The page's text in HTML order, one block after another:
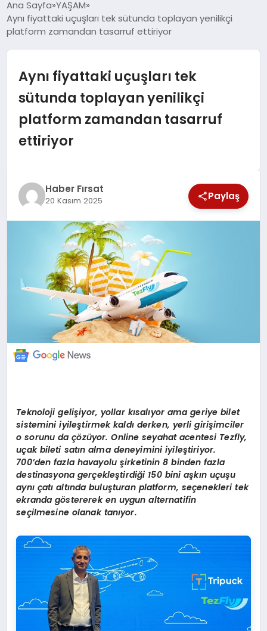
SPOR
TEKNOLOJİ
SAĞLIK
EKONOMİ
MAGAZİN
Ana Sayfa YAŞAM
Aynı fiyattaki uçuşları tek sütunda toplayan yenilikçi
platform zamandan tasarruf ettiriyor
Aynı fiyattaki uçuşları tek
sütunda toplayan yenilikçi
platform zamandan tasarruf
ettiriyor
Haber Fırsat
20 Kasım 2025 Paylaş
Teknoloji gelişiyor, yollar kısalıyor ama geriye bilet
sistemini iyileştirmek kaldı derken, yerli girişimciler
o sorunu da çözüyor. Online seyahat acentesi Tezfly,
uçak bileti satın alma deneyimini iyileştiriyor.
700’den fazla havayolu şirketinin 8 binden fazla
destinasyona gerçekleştirdiği 150 bini aşkın uçuşu
aynı çatı altında buluşturan platform, seçenekleri tek
ekranda göstererek en uygun alternatifin
seçilmesine olanak tanıyor.